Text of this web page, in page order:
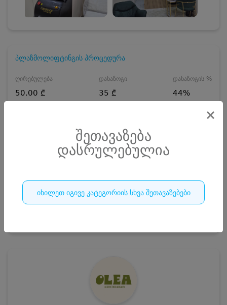
×
შეთავაზება
დასრულებულია
იხილეთ იგივე კატეგორიის სხვა შეთავაზებები
პლაზმოლიფტინგის პროცედურა
ღირებულება
50.00 ₾
დანაზოგი
35 ₾
დანაზოგის %
44%
5₾
დასრულებულია